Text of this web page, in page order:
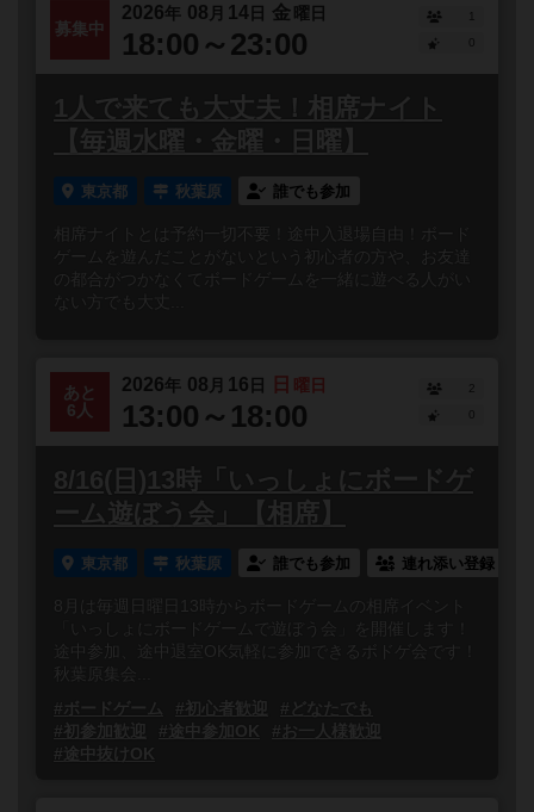
募集中
2026年 08 月 14 日 金曜日
18:00～23:00
1
1人で来ても大丈夫！相席ナイト
【毎週水曜・金曜・日曜】
東京都 秋葉原 誰でも参加
相席ナイトとは予約一切不要！途中入退場自由！ボード
ゲームを遊んだことがないという初心者の方や、お友達
の都合がつかなくてボードゲームを一緒に遊べる人がい
ない方でも大丈...
あと
6人
2026年 08 月 16 日 日 曜日
13:00～18:00
2
8/16(日)13時「いっしょにボードゲ
ーム遊ぼう会」【相席】
東京都 秋葉原 誰でも参加 連れ添い登録
8月は毎週日曜日13時からボードゲームの相席イベント
「いっしょにボードゲームで遊ぼう会」を開催します！
途中参加、途中退室OK気軽に参加できるボドゲ会です！
秋葉原集会...
#ボードゲーム
#初心者歓迎
#どなたでも
#初参加歓迎
#途中参加OK
#お一人様歓迎
#途中抜けOK